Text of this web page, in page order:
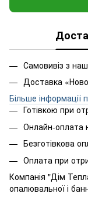
Самовивіз з
Доставка
Більше інформації
Готівкою при
Онлайн-оплата
Безготівкова
Оплата при
Компанія "Дім
опалювальної і